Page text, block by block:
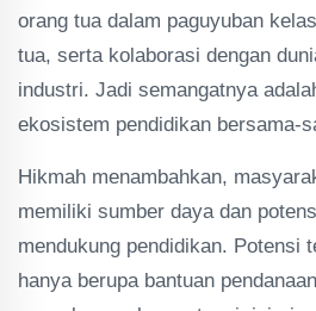
orang tua dalam paguyuban
tua, serta kolaborasi dengan
industri. Jadi semangatnya
ekosistem pendidikan bersama-
Hikmah menambahkan,
memiliki sumber daya dan
mendukung pendidikan. Potensi
hanya berupa bantuan